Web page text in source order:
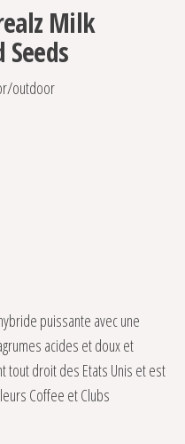
Milk
Seeds
outdoor
puissante avec une
acides et doux et
tout droit des Etats Unis et est
Coffee et Clubs